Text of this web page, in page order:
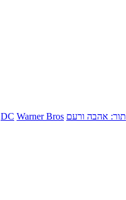
תור: אהבה ורעם DC Warner Bros